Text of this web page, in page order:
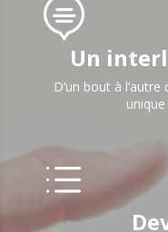

Un
D’un bout à
d